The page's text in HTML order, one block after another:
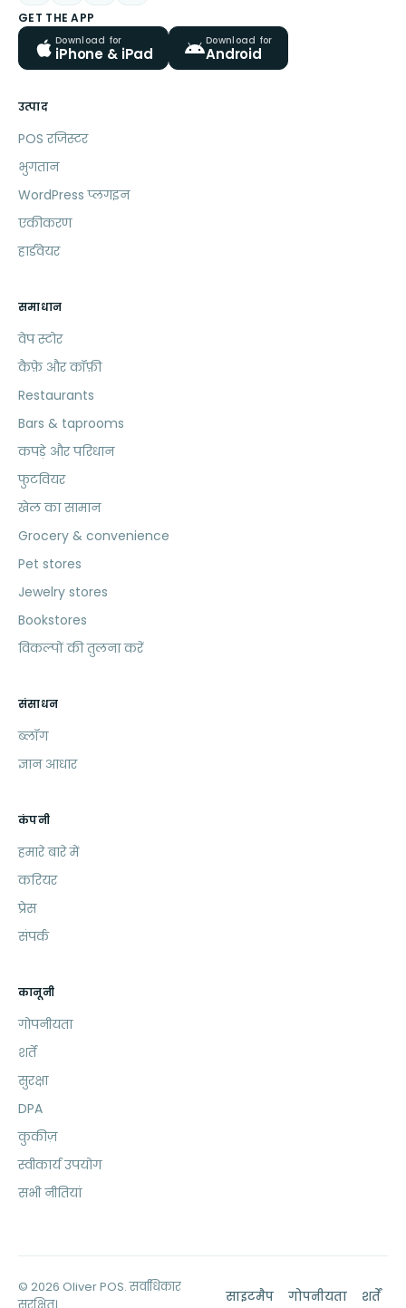
GET THE APP
Download for
iPhone & iPad
Download for
Android
उत्पाद
POS रजिस्टर
भुगतान
WordPress प्लगइन
एकीकरण
हार्डवेयर
समाधान
वेप स्टोर
कैफ़े और कॉफ़ी
Restaurants
Bars & taprooms
कपड़े और परिधान
फुटवियर
खेल का सामान
Grocery & convenience
Pet stores
Jewelry stores
Bookstores
विकल्पों की तुलना करें
संसाधन
ब्लॉग
ज्ञान आधार
कंपनी
हमारे बारे में
करियर
प्रेस
संपर्क
कानूनी
गोपनीयता
शर्तें
सुरक्षा
DPA
कुकीज़
स्वीकार्य उपयोग
सभी नीतियां
© 2026 Oliver POS. सर्वाधिकार
साइटमैप गोपनीयता शर्तें